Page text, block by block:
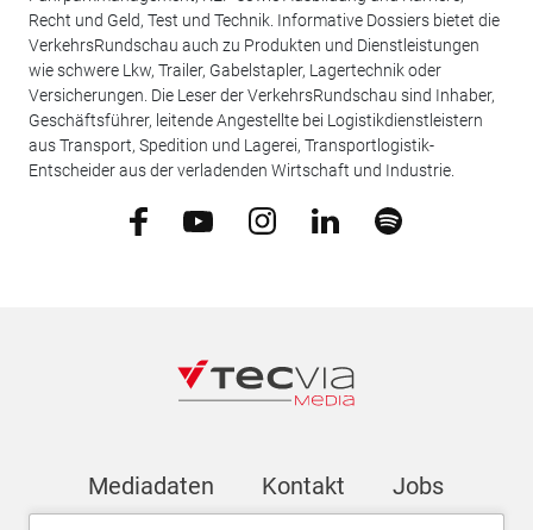
Recht und Geld, Test und Technik. Informative Dossiers bietet die
VerkehrsRundschau auch zu Produkten und Dienstleistungen
wie schwere Lkw, Trailer, Gabelstapler, Lagertechnik oder
Versicherungen. Die Leser der VerkehrsRundschau sind Inhaber,
Geschäftsführer, leitende Angestellte bei Logistikdienstleistern
aus Transport, Spedition und Lagerei, Transportlogistik-
Entscheider aus der verladenden Wirtschaft und Industrie.
Mediadaten Kontakt Jobs